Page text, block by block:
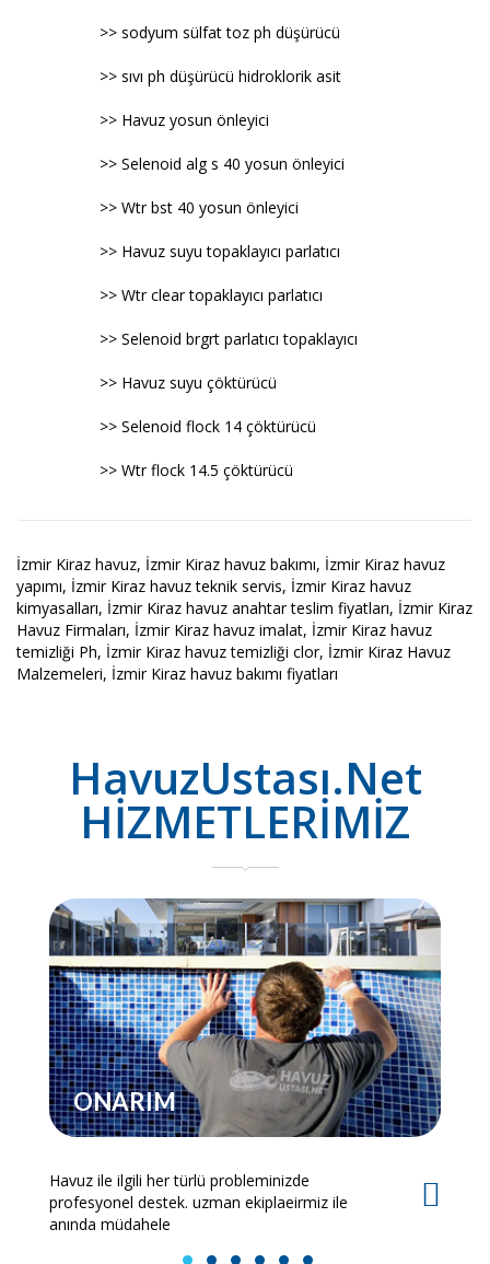
>> sodyum sülfat toz ph düşürücü
>> sıvı ph düşürücü hidroklorik asit
>> Havuz yosun önleyici
>> Selenoid alg s 40 yosun önleyici
>> Wtr bst 40 yosun önleyici
>> Havuz suyu topaklayıcı parlatıcı
>> Wtr clear topaklayıcı parlatıcı
>> Selenoid brgrt parlatıcı topaklayıcı
>> Havuz suyu çöktürücü
>> Selenoid flock 14 çöktürücü
>> Wtr flock 14.5 çöktürücü
İzmir Kiraz havuz, İzmir Kiraz havuz bakımı, İzmir Kiraz havuz
yapımı, İzmir Kiraz havuz teknik servis, İzmir Kiraz havuz
kimyasalları, İzmir Kiraz havuz anahtar teslim fiyatları, İzmir Kiraz
Havuz Firmaları, İzmir Kiraz havuz imalat, İzmir Kiraz havuz
temizliği Ph, İzmir Kiraz havuz temizliği clor, İzmir Kiraz Havuz
Malzemeleri, İzmir Kiraz havuz bakımı fiyatları
HavuzUstası.Net
HİZMETLERİMİZ
ONARIM
Havuz ile ilgili her türlü probleminizde
profesyonel destek. uzman ekiplaeirmiz ile
anında müdahele